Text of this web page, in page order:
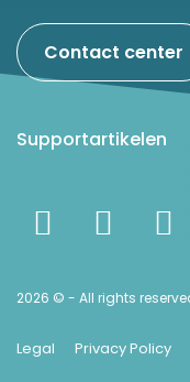
Contact center
Supportartikelen
2026 © - All rights
Legal Privacy Policy